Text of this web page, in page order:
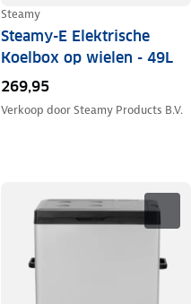
Steamy
Steamy-E Elektrische
Koelbox op wielen - 49L
269,95
Verkoop doorSteamy Products B.V.